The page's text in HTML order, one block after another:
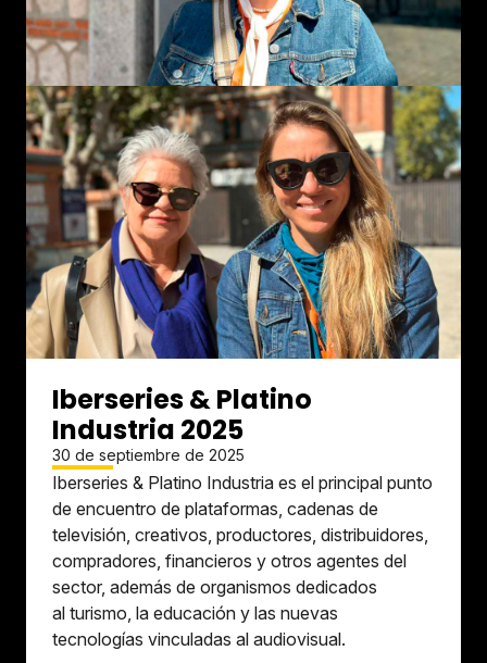
Iberseries & Platino
Industria 2025
30 de septiembre de 2025
Iberseries & Platino Industria es el principal punto
de encuentro de plataformas, cadenas de
televisión, creativos, productores, distribuidores,
compradores, financieros y otros agentes del
sector, además de organismos dedicados
al turismo, la educación y las nuevas
tecnologías vinculadas al audiovisual.